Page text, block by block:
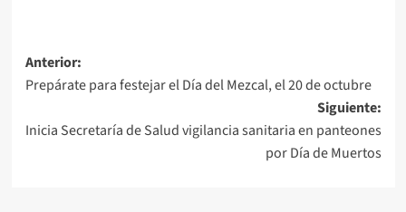
Anterior:
Prepárate para festejar el Día del Mezcal, el 20 de octubre
Siguiente:
Inicia Secretaría de Salud vigilancia sanitaria en panteones
por Día de Muertos